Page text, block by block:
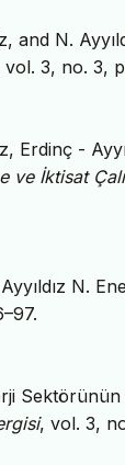
and N.
vol. 3, no. 3,
Erdinç -
ve İktisat
N.
Sektörünün
, vol. 3,